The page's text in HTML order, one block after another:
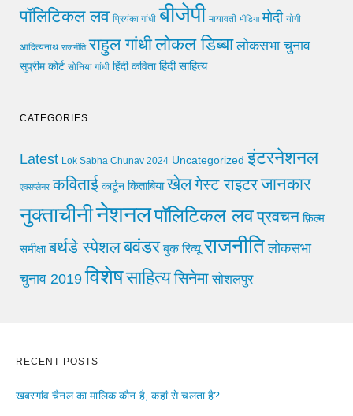
पॉलिटिकल लव प्रियंका गांधी बीजेपी मायावती मीडिया मोदी योगी
आदित्यनाथ राजनीति राहुल गांधीलोकल डिब्बा लोकसभा चुनाव
सुप्रीम कोर्ट सोनिया गांधी हिंदी कविता हिंदी साहित्य
CATEGORIES
Latest Lok Sabha Chunav 2024 Uncategorized इंटरनेशनल
एक्सप्लेनर कविताई कार्टून किताबिया खेलगेस्ट राइटरजानकार
नुक्ताचीनीनेशनलपॉलिटिकल लवप्रवचन फ़िल्म
समीक्षा बर्थडे स्पेशलबवंडर बुक रिव्यू राजनीति लोकसभा
चुनाव 2019 विशेषसाहित्यसिनेमा सोशलपुर
RECENT POSTS
खबरगांव चैनल का मालिक कौन है, कहां से चलता है?